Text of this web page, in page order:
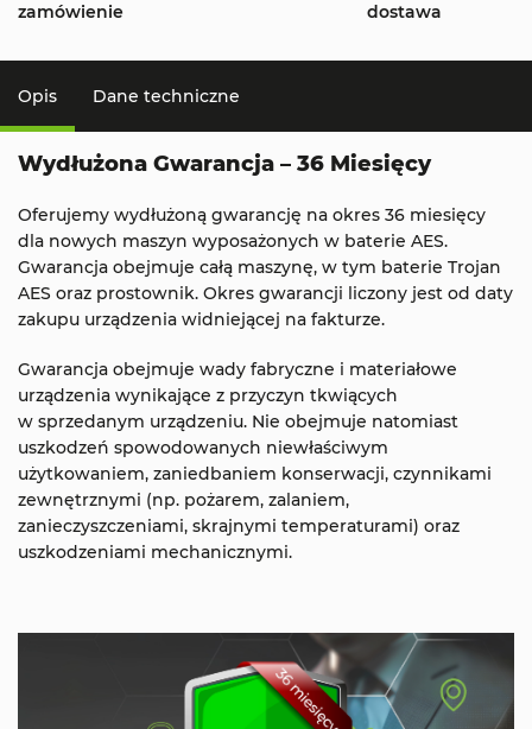
zamówienie
dostawa
Opis Dane techniczne
Wydłużona Gwarancja – 36 Miesięcy
Oferujemy wydłużoną gwarancję na okres 36 miesięcy
dla nowych maszyn wyposażonych w baterie AES.
Gwarancja obejmuje całą maszynę, w tym baterie Trojan
AES oraz prostownik. Okres gwarancji liczony jest od daty
zakupu urządzenia widniejącej na fakturze.
Gwarancja obejmuje wady fabryczne i materiałowe
urządzenia wynikające z przyczyn tkwiących
w sprzedanym urządzeniu. Nie obejmuje natomiast
uszkodzeń spowodowanych niewłaściwym
użytkowaniem, zaniedbaniem konserwacji, czynnikami
zewnętrznymi (np. pożarem, zalaniem,
zanieczyszczeniami, skrajnymi temperaturami) oraz
uszkodzeniami mechanicznymi.